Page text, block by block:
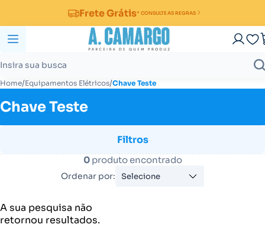
Frete Grátis* CONSULTE AS REGRAS
Home/Equipamentos Elétricos/Chave Teste
Chave Teste
Filtros
0produto encontrado
Ordenar por: Selecione
A sua pesquisa não
retornou resultados.